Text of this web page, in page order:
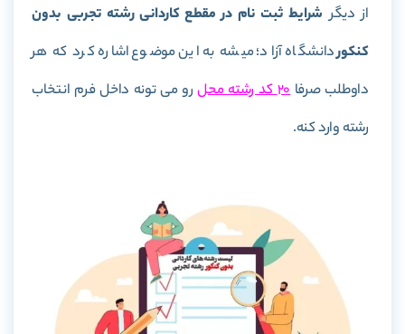
از دیگر شرایط ثبت نام در مقطع کاردانی رشته تجربی بدون
کنکوردانشگاه آزاد؛ میشه به این موضوع اشاره کرد که هر
داوطلب صرفا20 کد رشته محل
رو می تونه داخل فرم انتخاب
رشته وارد کنه.